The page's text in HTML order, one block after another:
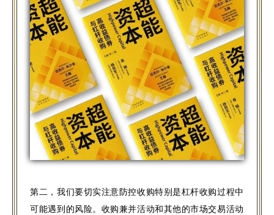
第二，我们要切实注意防控收购特别是杠杆收购过程中
可能遇到的风险。收购兼并活动和其他的市场交易活动